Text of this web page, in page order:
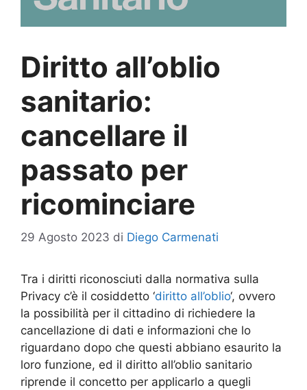
Diritto all’oblio
sanitario:
cancellare il
passato per
ricominciare
29 Agosto 2023 di Diego Carmenati
Tra i diritti riconosciuti dalla normativa sulla
Privacy c’è il cosiddetto ‘diritto all’oblio‘, ovvero
la possibilità per il cittadino di richiedere la
cancellazione di dati e informazioni che lo
riguardano dopo che questi abbiano esaurito la
loro funzione, ed il diritto all’oblio sanitario
riprende il concetto per applicarlo a quegli